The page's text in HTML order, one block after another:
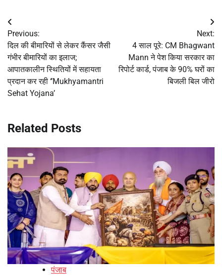
Post
navigation
Previous:
दिल की बीमारियों से लेकर कैंसर जैसी
गंभीर बीमारियों का इलाज;
आपातकालीन स्थितियों में सहायता
प्रदान कर रही ‘’Mukhyamantri
Sehat Yojana’
Next:
4 साल पूरे: CM Bhagwant
Mann ने पेश किया सरकार का
रिपोर्ट कार्ड, पंजाब के 90% घरों का
बिजली बिल जीरो
Related Posts
पंजाब